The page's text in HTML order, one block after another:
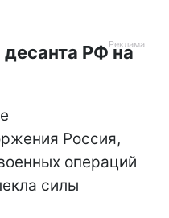
РФ на
Россия,
операций
силы